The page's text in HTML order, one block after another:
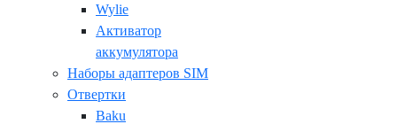
Wylie
Активатор
аккумулятора
Наборы адаптеров SIM
Отвертки
Baku